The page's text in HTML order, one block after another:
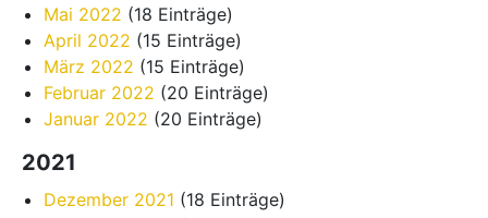
Mai 2022 (18 Einträge)
April 2022 (15 Einträge)
März 2022 (15 Einträge)
Februar 2022 (20 Einträge)
Januar 2022 (20 Einträge)
2021
Dezember 2021 (18 Einträge)